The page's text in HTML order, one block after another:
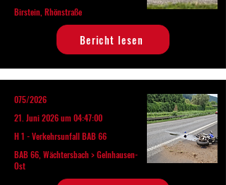
Birstein, Rhönstraße
Bericht lesen
075/2026
21. Juni 2026 um 04:47:00
H 1 - Verkehrsunfall BAB 66
BAB 66, Wächtersbach > Gelnhausen-
Ost